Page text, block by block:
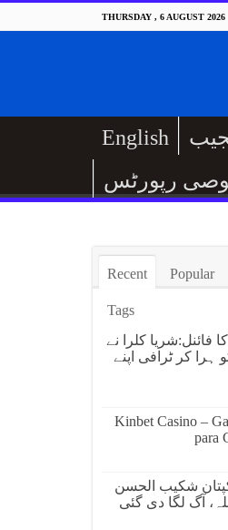
THURSDAY , 6 AUGUST 2026
English
رپورٹس
Recent Popular
Tags
اپ سیزن 2‘ کا فائنل:شریا کلرا نے
کر ٹرافی اپنے
Kinbet Casino –
para
شکیب الحسن
آگ لگا دی گئی